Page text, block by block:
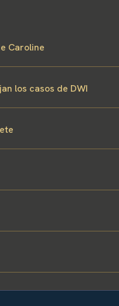
Caroline
los casos de DWI